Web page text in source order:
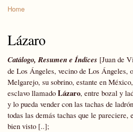
Home
Introduction
Members of the Expedition
Directory of Members
Other Key Players
Other Name Matches
Glossary
Bibliography
Maps
Photographs
About
Home
Lázaro
Catálogo, Resumen e Índices [Juan de
de Los Ángeles, vecino de Los Ángeles,
Melgarejo, su sobrino, estante en
esclavo llamado Lázaro, entre bozal y
y lo pueda vender con las tachas de
todas las demás tachas que le pareciere,
bien visto [..];